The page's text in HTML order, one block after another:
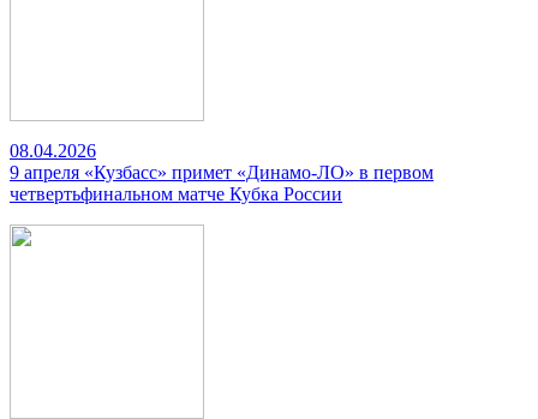
08.04.2026
9 апреля «Кузбасс» примет «Динамо-ЛО» в первом
четвертьфинальном матче Кубка России